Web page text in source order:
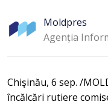
Moldpres
Agenția
Chişinău, 6 sep. /
încălcări rutiere